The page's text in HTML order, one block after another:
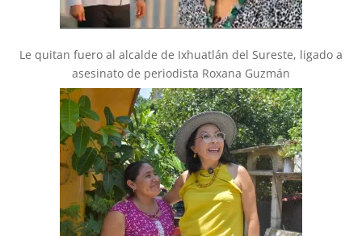
Le quitan fuero al alcalde de Ixhuatlán del Sureste, ligado a
asesinato de periodista Roxana Guzmán